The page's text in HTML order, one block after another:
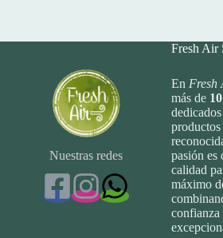
Nuestras redes
Fresh Air
En Fresh
más de 10
productos
pasión es
calidad
máximo